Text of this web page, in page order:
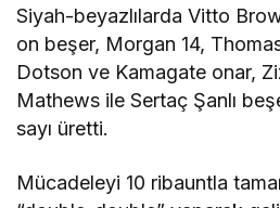
Siyah-beyazlılarda Vitto
on beşer, Morgan 14,
Dotson ve Kamagate onar,
Mathews ile Sertaç Şanlı
sayı üretti.
Mücadeleyi 10 ribauntla